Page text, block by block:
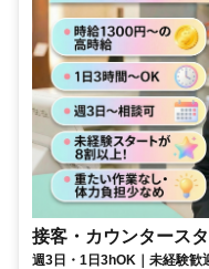
接客・カウンタース
週3日・1日3hOK｜未経験歓